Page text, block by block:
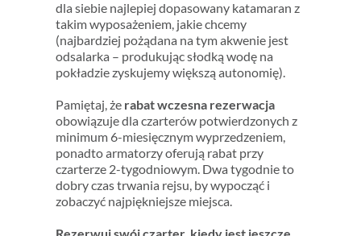
dla siebie najlepiej dopasowany katamaran z
takim wyposażeniem, jakie chcemy
(najbardziej pożądana na tym akwenie jest
odsalarka – produkując słodką wodę na
pokładzie zyskujemy większą autonomię).
Pamiętaj, że rabat wczesna rezerwacja
obowiązuje dla czarterów potwierdzonych z
minimum 6-miesięcznym wyprzedzeniem,
ponadto armatorzy oferują rabat przy
czarterze 2-tygodniowym. Dwa tygodnie to
dobry czas trwania rejsu, by wypocząć i
zobaczyć najpiękniejsze miejsca.